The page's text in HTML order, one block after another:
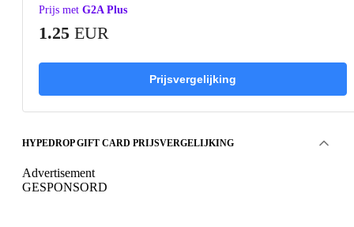
Prijs met G2A Plus
1.25 EUR
Prijsvergelijking
HYPEDROP GIFT CARD PRIJSVERGELIJKING
Advertisement
GESPONSORD